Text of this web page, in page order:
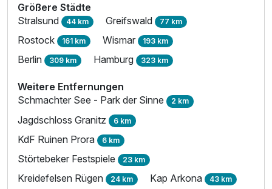
Suite/n
2 Erwachsene und 2 Kinder
Größere Städte
Stralsund 44 km Greifswald 77 km
Rostock 161 km Wismar 193 km
Berlin 309 km Hamburg 323 km
Weitere Entfernungen
Schmachter See - Park der Sinne 2 km
Jagdschloss Granitz 6 km
KdF Ruinen Prora 6 km
Störtebeker Festspiele 23 km
Kreidefelsen Rügen 24 km Kap Arkona 43 km